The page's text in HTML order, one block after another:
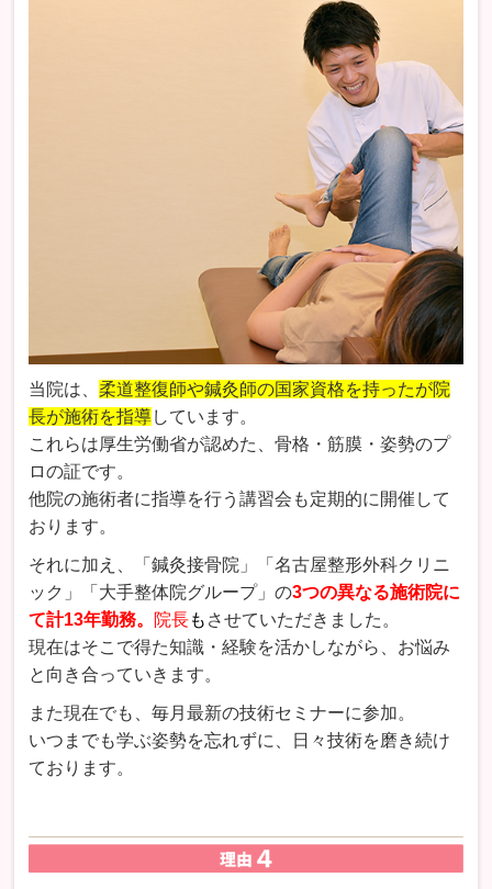
当院は、柔道整復師や鍼灸師の国家資格を持ったが院
長が施術を指導しています。
これらは厚生労働省が認めた、骨格・筋膜・姿勢のプ
ロの証です。
他院の施術者に指導を行う講習会も定期的に開催して
おります。
それに加え、「鍼灸接骨院」「名古屋整形外科クリニ
ック」「大手整体院グループ」の3つの異なる施術院に
て計13年勤務。
院長も させていただきました。
現在はそこで得た知識・経験を活かしながら、お悩み
と向き合っていきます。
また現在でも、毎月最新の技術セミナーに参加。
いつまでも学ぶ姿勢を忘れずに、日々技術を磨き続け
ております。